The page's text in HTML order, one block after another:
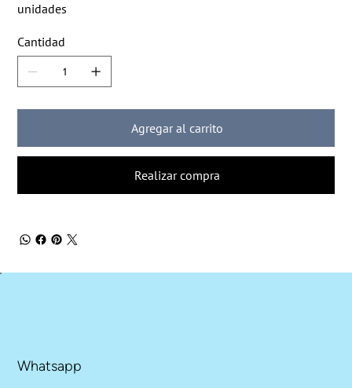
unidades
Cantidad
Agregar al carrito
Realizar compra
Whatsapp